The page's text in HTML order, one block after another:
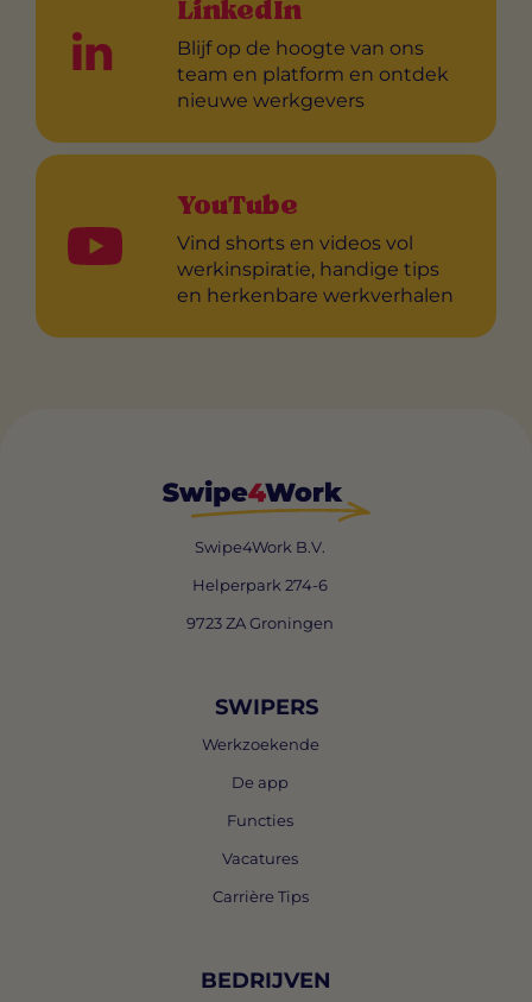
LinkedIn
Blijf op de hoogte van ons
team en platform en ontdek
nieuwe werkgevers
YouTube
Vind shorts en videos vol
werkinspiratie, handige tips
en herkenbare werkverhalen
Swipe4Work B.V.
Helperpark 274-6
9723 ZA Groningen
SWIPERS
Werkzoekende
De app
Functies
Vacatures
Carrière Tips
BEDRIJVEN